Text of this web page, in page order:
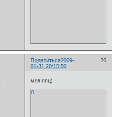
Поделиться 26
2009-
01-31 20:15:50
мля ппц)
0